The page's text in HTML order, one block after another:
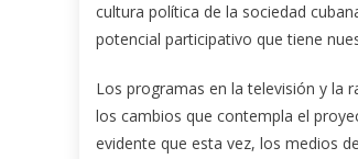
cultura política de la sociedad
potencial participativo que tiene
Los programas en la televisión y la
los cambios que contempla el
evidente que esta vez, los medios